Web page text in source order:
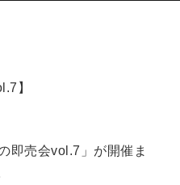
】
即売会vol.7」が開催ま